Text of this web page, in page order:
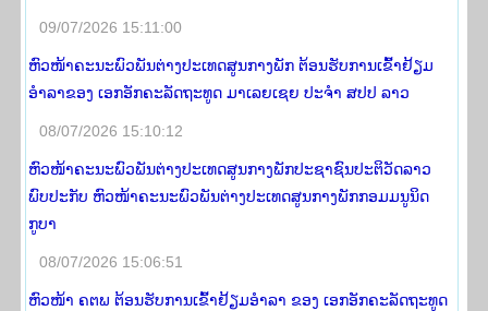
09/07/2026 15:11:00
ຫົວໜ້າຄະນະພົວພັນຕ່າງປະເທດສູນກາງພັກ ຕ້ອນຮັບການເຂົ້າຢ້ຽມ
ອຳລາຂອງ ເອກອັກຄະລັດຖະທູດ ມາເລຍເຊຍ ປະຈຳ ສປປ ລາວ
08/07/2026 15:10:12
ຫົວໜ້າຄະນະພົວພັນຕ່າງປະເທດສູນກາງພັກປະຊາຊົນປະຕິວັດລາວ
ພົບປະກັບ ຫົວໜ້າຄະນະພົວພັນຕ່າງປະເທດສູນກາງພັກກອມມນູນິດ
ກູບາ
08/07/2026 15:06:51
ຫົວໜ້າ ຄຕພ ຕ້ອນຮັບການເຂົ້າຢ້ຽມອໍາລາ ຂອງ ເອກອັກຄະລັດຖະທູດ